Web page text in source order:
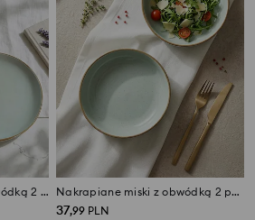
Nakrapiane talerze z obwódką 2 pack Nakrapiane miski z obwódką 2 pack
37,99 PLN